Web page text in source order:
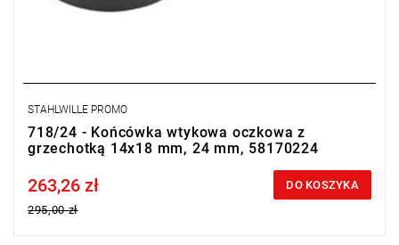
STAHLWILLE PROMO
718/24 - Końcówka wtykowa oczkowa z
grzechotką 14x18 mm, 24 mm, 58170224
Price tax included
263,26 zł
295,00 zł
DO KOSZYKA